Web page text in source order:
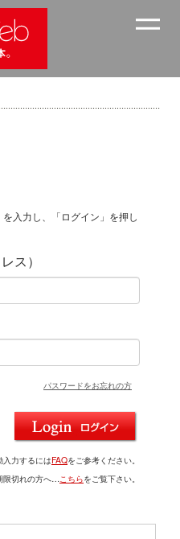
入力し、「ログイン」を押し
ス）
パスワードをお忘れの方
力するにはFAQをご参考ください。
限切れの方へ…こちらをご覧下さい。